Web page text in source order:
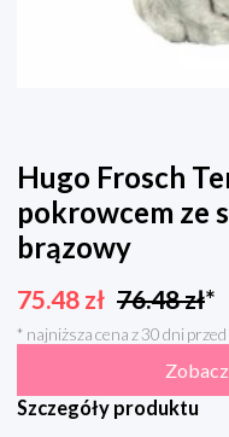
Hugo Frosch
pokrowcem ze
brązowy
75.48 zł 76.48zł*
* najniższa cena z 30 dni
Szczegóły produktu